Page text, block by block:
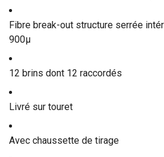
Fibre break-out structure serrée
900µ
12 brins dont 12 raccordés
Livré sur touret
Avec chaussette de tirage